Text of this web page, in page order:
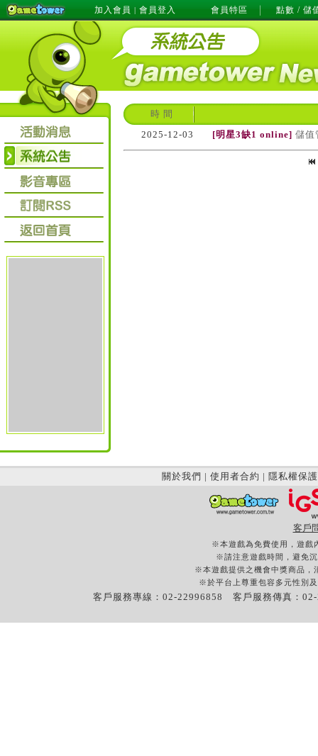
加入會員 | 會員登入 會員特區 點數 / 儲
時 間
2025-12-03
[明星3缺1 online] 儲值
關於我們 | 使用者合約 | 隱私權保護
客戶
※本遊戲為免費使用，遊戲
※請注意遊戲時間，避免
※本遊戲提供之機會中獎商品，
※於平台上尊重包容多元性別
客戶服務專線：02-22996858 客戶服務傳真：